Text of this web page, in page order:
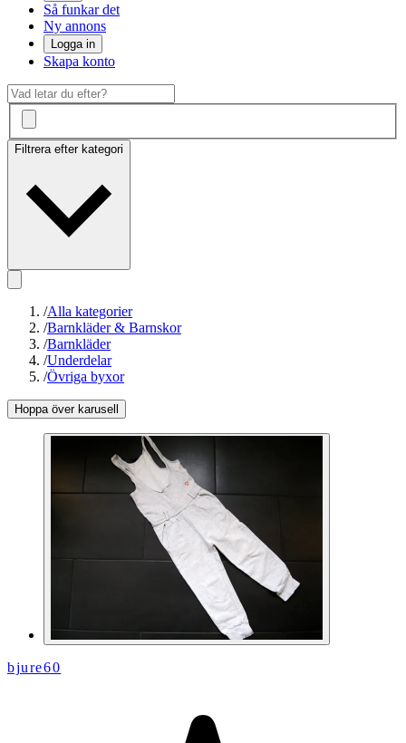
Så funkar det
Ny annons
Logga in
Skapa konto
Filtrera efter kategori
/Alla kategorier
/Barnkläder & Barnskor
/Barnkläder
/Underdelar
/Övriga byxor
Hoppa över karusell
bjure60